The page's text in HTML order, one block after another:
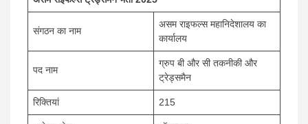
संगठन का नाम
असम राइफल्स महानिदेशालय का
कार्यालय
पद नाम
ग्रुप बी और सी तकनीकी और
ट्रेड्समैन
रिक्तियां 215